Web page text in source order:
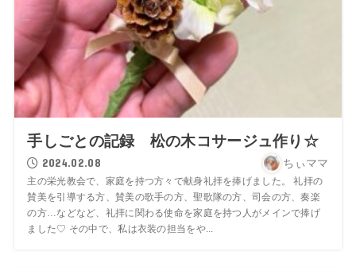
手しごとの記録 松の木コサージュ作り☆
2024.02.08 ちぃママ
主の栄光教会で、家庭を持つ方々で献身礼拝を捧げました。 礼拝の
賛美を引導する方、賛美の歌手の方、聖歌隊の方、司会の方、奏楽
の方…などなど、礼拝に関わる使命を家庭を持つ人がメインで捧げ
ました♡ その中で、私は衣装の担当をや...